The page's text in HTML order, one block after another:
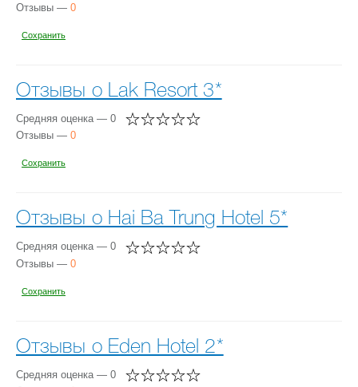
Отзывы — 0
Сохранить
Отзывы о Lak Resort 3*
Средняя оценка — 0
Отзывы — 0
Сохранить
Отзывы о Hai Ba Trung Hotel 5*
Средняя оценка — 0
Отзывы — 0
Сохранить
Отзывы о Eden Hotel 2*
Средняя оценка — 0